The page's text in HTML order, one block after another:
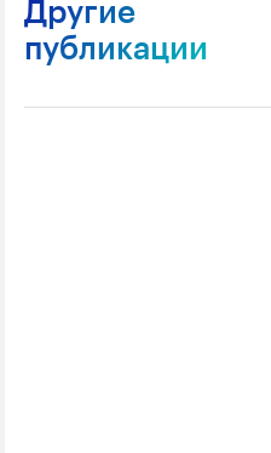
Другие
публикации